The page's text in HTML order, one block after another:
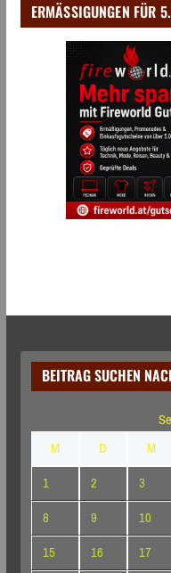
ERMÄSSIGUNGEN FÜR
BEITRAG SUCHEN
M
D M
1
2 3
8
9 10
15
16 17